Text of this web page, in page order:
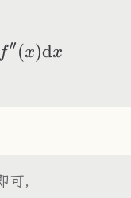
f′′ (x)dx
，